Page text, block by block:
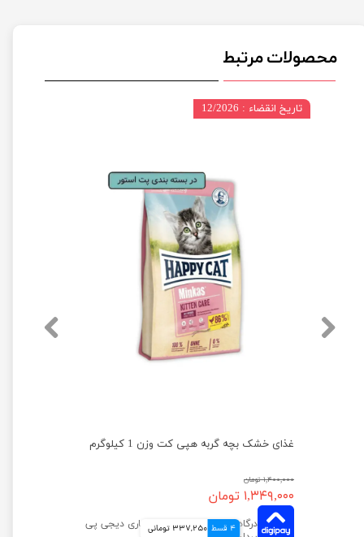
محصولات مرتبط
غذای خشک بچه گربه هپی کت وزن 1 کیلوگرم
۱,۴۰۰,۰۰۰ تومان
۱,۳۴۹,۰۰۰ تومان
4 قسط 337,250 تومانی
تاریخ انقضاء : 12/2026